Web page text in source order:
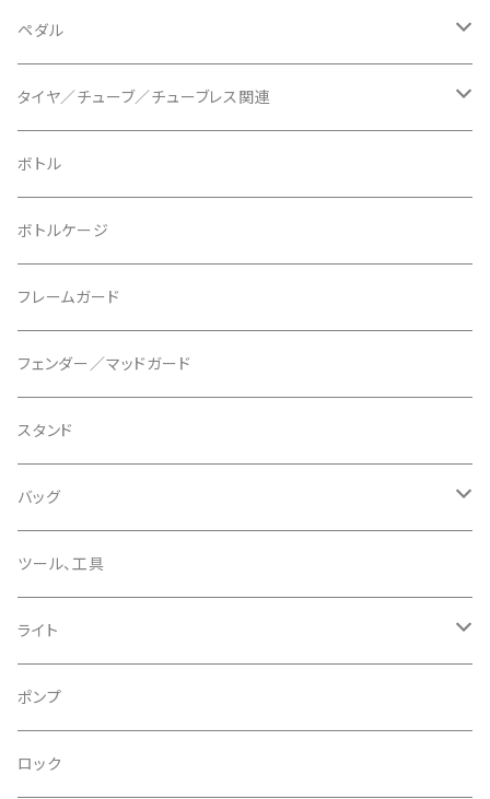
BLUEGRASS/ブルーグラス
BONTRAGER/ボントレガー
BURGTEC/バーグテック
BUSCH＋MULLER/ブッシュ＆ミュラー
CAMELBAK/キャメルバッグ
CERAMIC SPEED/セラミックスピード
CHRIS KING/クリスキング
CHROMAG/クロマグ
CHROME/クローム
CONTINENTAL/コンチネンタル
CRANE/クレーン
CRANKBROTHERS/クランクブラザーズ
チェーンリング
ディスクブレーキ
ブレーキローター
ブレーキパッド
ディレーラーハンガー
トップキャップ
ベル
ボトムブラケット
リアディレーラー
チェーン
ドロッパーポスト
シートクランプ
ペダル
ビンディングペダル
フラットペダル
クリート
タイヤ／チューブ／チューブレス関連
700c
29" / 27.5"
〜26"
タイヤインサート
リムテープ
チューブレスバルブ/ バルブキャップ
シーラント
ボトル
ボトルケージ
フレームガード
フェンダー／マッドガード
スタンド
バッグ
サドルバッグ
サコッシュ
バックパック
フレームバッグ
ツール、工具
ライト
フロントライト
テールライト
ポンプ
ロック